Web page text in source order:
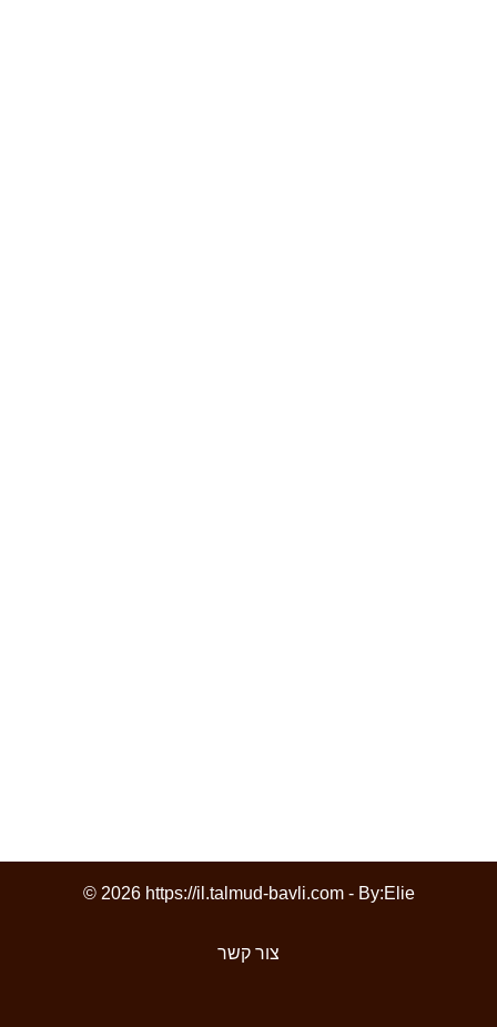
© 2026 https://il.talmud-bavli.com - By:Elie
צור קשר